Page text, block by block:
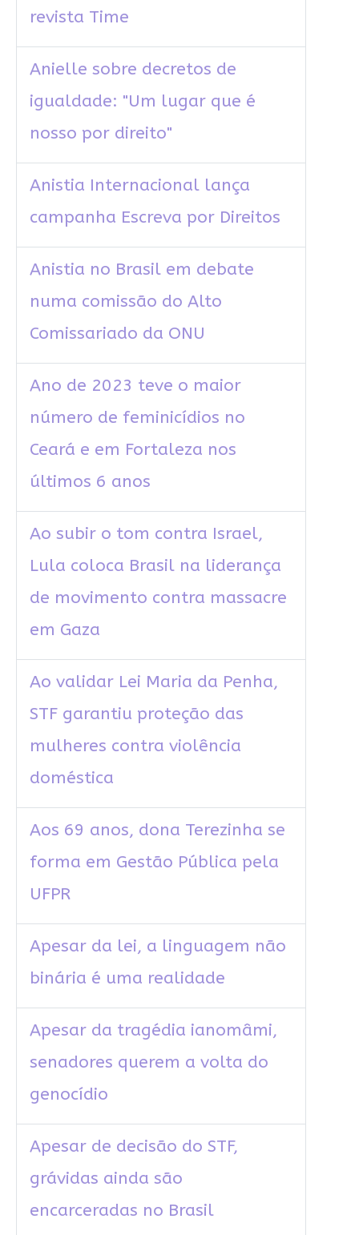
revista Time
Anielle sobre decretos de
igualdade: "Um lugar que é
nosso por direito"
Anistia Internacional lança
campanha Escreva por Direitos
Anistia no Brasil em debate
numa comissão do Alto
Comissariado da ONU
Ano de 2023 teve o maior
número de feminicídios no
Ceará e em Fortaleza nos
últimos 6 anos
Ao subir o tom contra Israel,
Lula coloca Brasil na liderança
de movimento contra massacre
em Gaza
Ao validar Lei Maria da Penha,
STF garantiu proteção das
mulheres contra violência
doméstica
Aos 69 anos, dona Terezinha se
forma em Gestão Pública pela
UFPR
Apesar da lei, a linguagem não
binária é uma realidade
Apesar da tragédia ianomâmi,
senadores querem a volta do
genocídio
Apesar de decisão do STF,
grávidas ainda são
encarceradas no Brasil